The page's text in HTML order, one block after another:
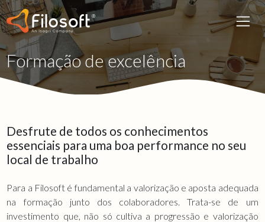
Formação de excelência
Desfrute de todos os conhecimentos
essenciais para uma boa performance no seu
local de trabalho
Para a Filosoft é fundamental a valorização e aposta adequada
na formação junto dos colaboradores. Trata-se de um
investimento que, não só cultiva a progressão e valorização